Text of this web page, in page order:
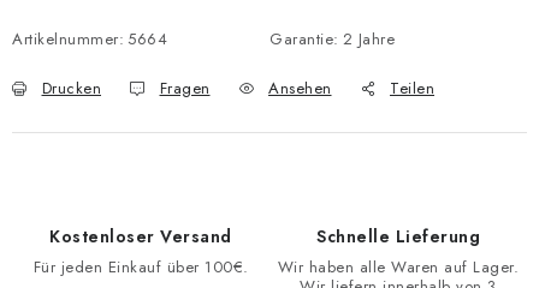
Artikelnummer: 5664 Garantie: 2 Jahre
Drucken Fragen Ansehen Teilen
Kostenloser Versand
Für jeden Einkauf über 100€.
Schnelle Lieferung
Wir haben alle Waren auf Lager.